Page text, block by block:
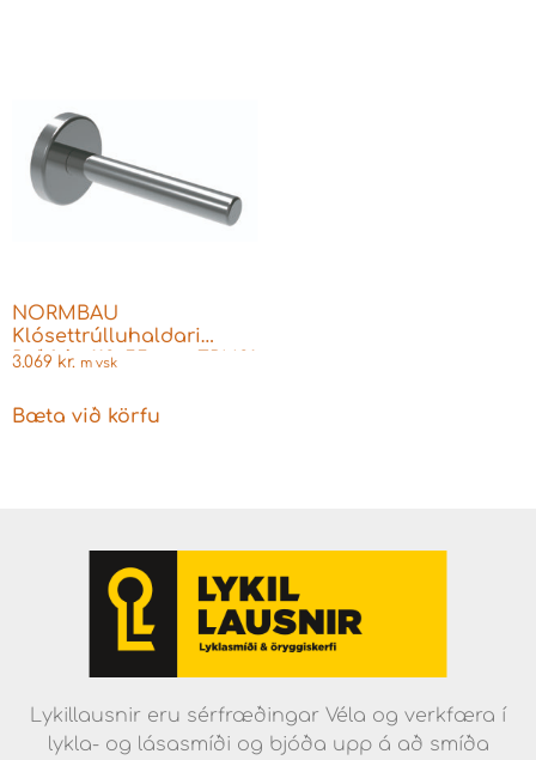
NORMBAU
Klósettrúlluhaldari
Ryðfrítt 118×55 mm ERH81
3.069 kr. m vsk
Bæta við körfu
Lykillausnir eru sérfræðingar Véla og verkfæra í
lykla- og lásasmíði og bjóða upp á að smíða